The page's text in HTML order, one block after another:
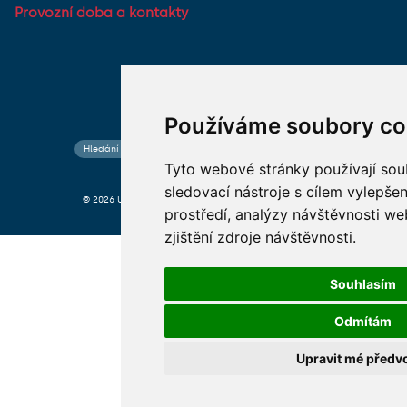
Používáme soubory
Tyto webové stránky používají
sledovací nástroje s cílem
prostředí, analýzy návštěvnosti
zjištění zdroje návštěvnosti.
Souhlasím
Odmítám
Upravit mé
Provozní doba a kontakty
© 2026 Univerzita Karlova foto UK a shutterstock.com
Hledání osob